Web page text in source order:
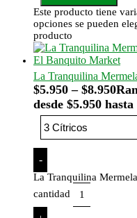
Este producto tiene
opciones se pueden
producto
La Tranquilina
$5.950 – $8.950
desde $5.950 hasta
-
La Tranquilina
cantidad